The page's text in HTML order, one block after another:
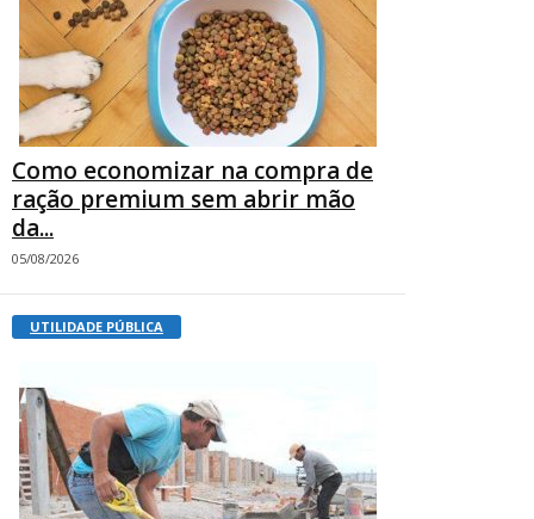
Como economizar na compra de
ração premium sem abrir mão
da...
05/08/2026
UTILIDADE PÚBLICA